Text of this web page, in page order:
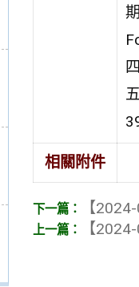
相關附件
【
【